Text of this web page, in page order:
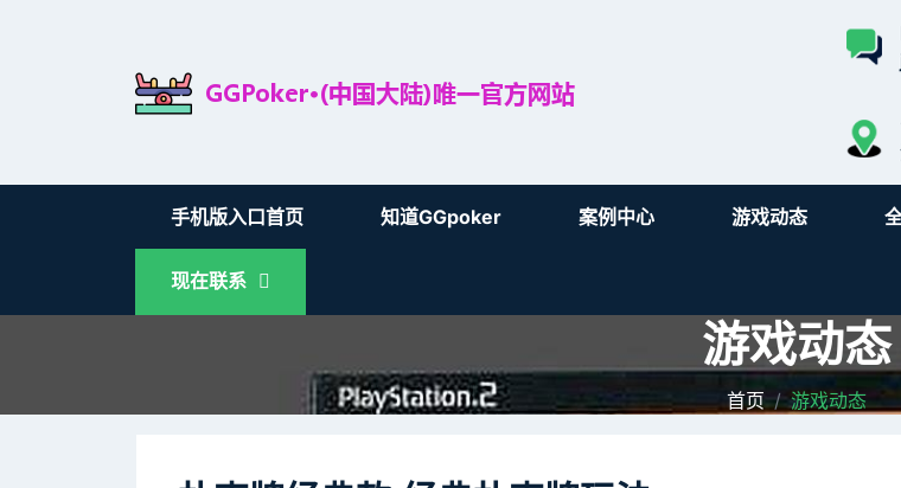
手机版入口首页 知道GGpoker 案例中心 游戏动态
现在联系
游戏动态
首页 游戏动态